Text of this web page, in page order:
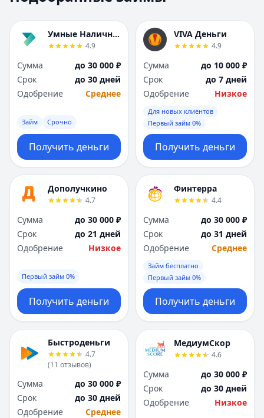
Н
Набережные Челны
Новокузнецк
Новосибирск
О
Омск
Оренбург
П
Пенза
Пермь
Ростов-на-Дону
Самара
Санкт-Петербург
Саратов
Севастополь
Сургут
Т
Тольятти
Тюмень
У
Н
Набережные
Новокузнецк
Новосибирск
О
Омск
Оренбург
П
Пенза
Пермь
Ростов-на-Дону
Самара
Санкт-Петербург
Саратов
Севастополь
Сургут
Т
Тольятти
Тюмень
У
Умные Наличные
4.9
Сумма
до 30 000 ₽
Срок
до 30 дней
Одобрение
Среднее
Займ Срочно
Получить деньги
VIVA Деньги
4.9
Сумма
до 10 000 ₽
Срок
до 7 дней
Одобрение
Низкое
Для новых клиентов
Первый займ 0%
Получить деньги
Дополучкино
4.7
Сумма
до 30 000 ₽
Срок
до 21 дней
Одобрение
Низкое
Первый займ 0%
Получить деньги
Финтерра
4.4
Сумма
до 30 000 ₽
Срок
до 31 дней
Одобрение
Среднее
Займ бесплатно
Первый займ 0%
Получить деньги
Быстроденьги
4.7
(11 отзывов)
Сумма
до 30 000 ₽
Срок
до 30 дней
Одобрение
Среднее
МедиумСкор
4.6
Сумма
до 30 000 ₽
Срок
до 30 дней
Одобрение
Низкое